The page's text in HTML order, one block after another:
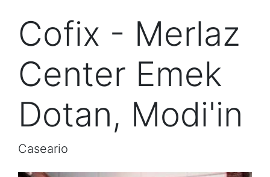
Cofix - Merlaz
Center Emek
Dotan, Modi'in
Caseario